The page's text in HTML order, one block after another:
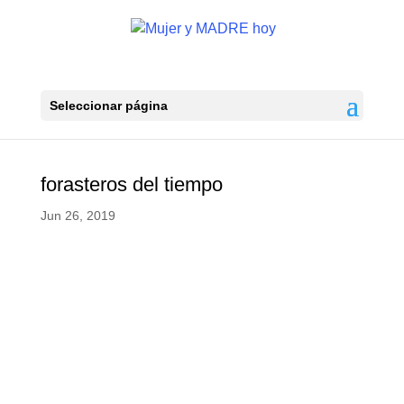
Seleccionar página
forasteros del tiempo
Jun 26, 2019